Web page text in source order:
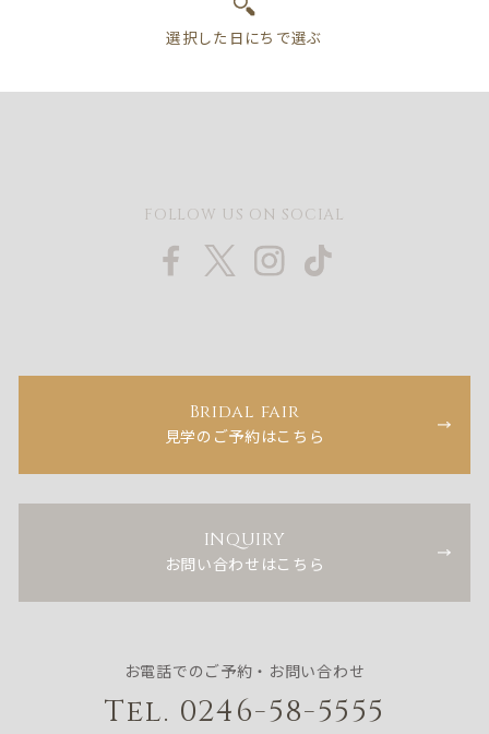
FOLLOW US ON SOCIAL
Bridal fair
見学のご予約はこちら
INQUIRY
お問い合わせはこちら
お電話でのご予約・お問い合わせ
Tel. 0246-58-5555